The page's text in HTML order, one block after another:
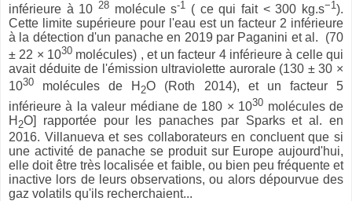
inférieure à 10 28 molécule s-1 ( ce qui fait < 300 kg.s−1).
Cette limite supérieure pour l'eau est un facteur 2 inférieure
à la détection d'un panache en 2019 par Paganini et al. (70
± 22 × 1030molécules) , et un facteur 4 inférieure à celle qui
avait déduite de l'émission ultraviolette aurorale (130 ± 30 ×
1030 molécules de H 2O (Roth 2014), et un facteur 5
inférieure à la valeur médiane de 180 × 1030 molécules de
H 2O] rapportée pour les panaches par Sparks et al. en
2016. Villanueva et ses collaborateurs en concluent que si
une activité de panache se produit sur Europe aujourd'hui,
elle doit être très localisée et faible, ou bien peu fréquente et
inactive lors de leurs observations, ou alors dépourvue des
gaz volatils qu'ils recherchaient...